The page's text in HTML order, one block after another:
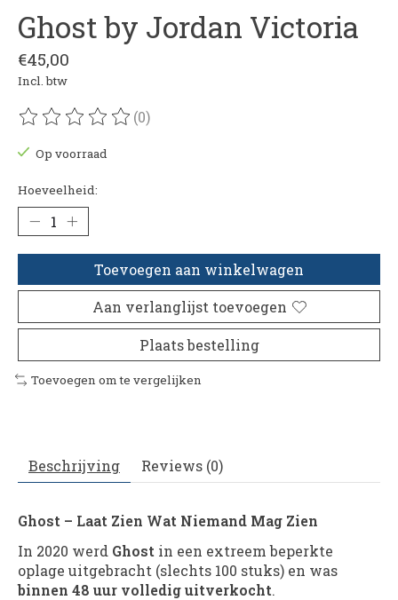
Ghost by Jordan Victoria
€45,00
Incl. btw
De beoordeling van dit product is
(0)
Op voorraad
Hoeveelheid:
Toevoegen aan winkelwagen
Aan verlanglijst toevoegen
Plaats bestelling
Toevoegen om te vergelijken
Beschrijving Reviews (0)
Ghost – Laat Zien Wat Niemand Mag Zien
In 2020 werd Ghost in een extreem beperkte
oplage uitgebracht (slechts 100 stuks) en was
binnen 48 uur volledig uitverkocht.